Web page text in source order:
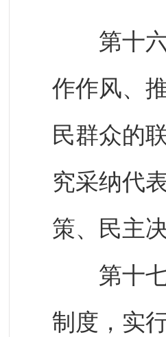
第十六
作作风、
民群众的
究采纳代
策、民主
第十七
制度，实